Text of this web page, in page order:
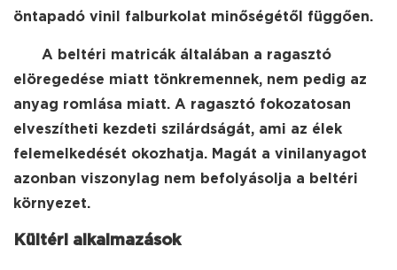
öntapadó vinil falburkolat minőségétől függően.
A beltéri matricák általában a ragasztó
elöregedése miatt tönkremennek, nem pedig az
anyag romlása miatt. A ragasztó fokozatosan
elveszítheti kezdeti szilárdságát, ami az élek
felemelkedését okozhatja. Magát a vinilanyagot
azonban viszonylag nem befolyásolja a beltéri
környezet.
Kültéri alkalmazások